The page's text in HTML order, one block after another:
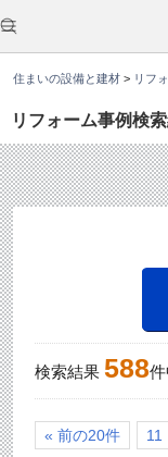
住まいの設備と建材 > リフ
リフォーム事例検
こ
か
ら
文
す
検索結果 588件
« 前の20件 11